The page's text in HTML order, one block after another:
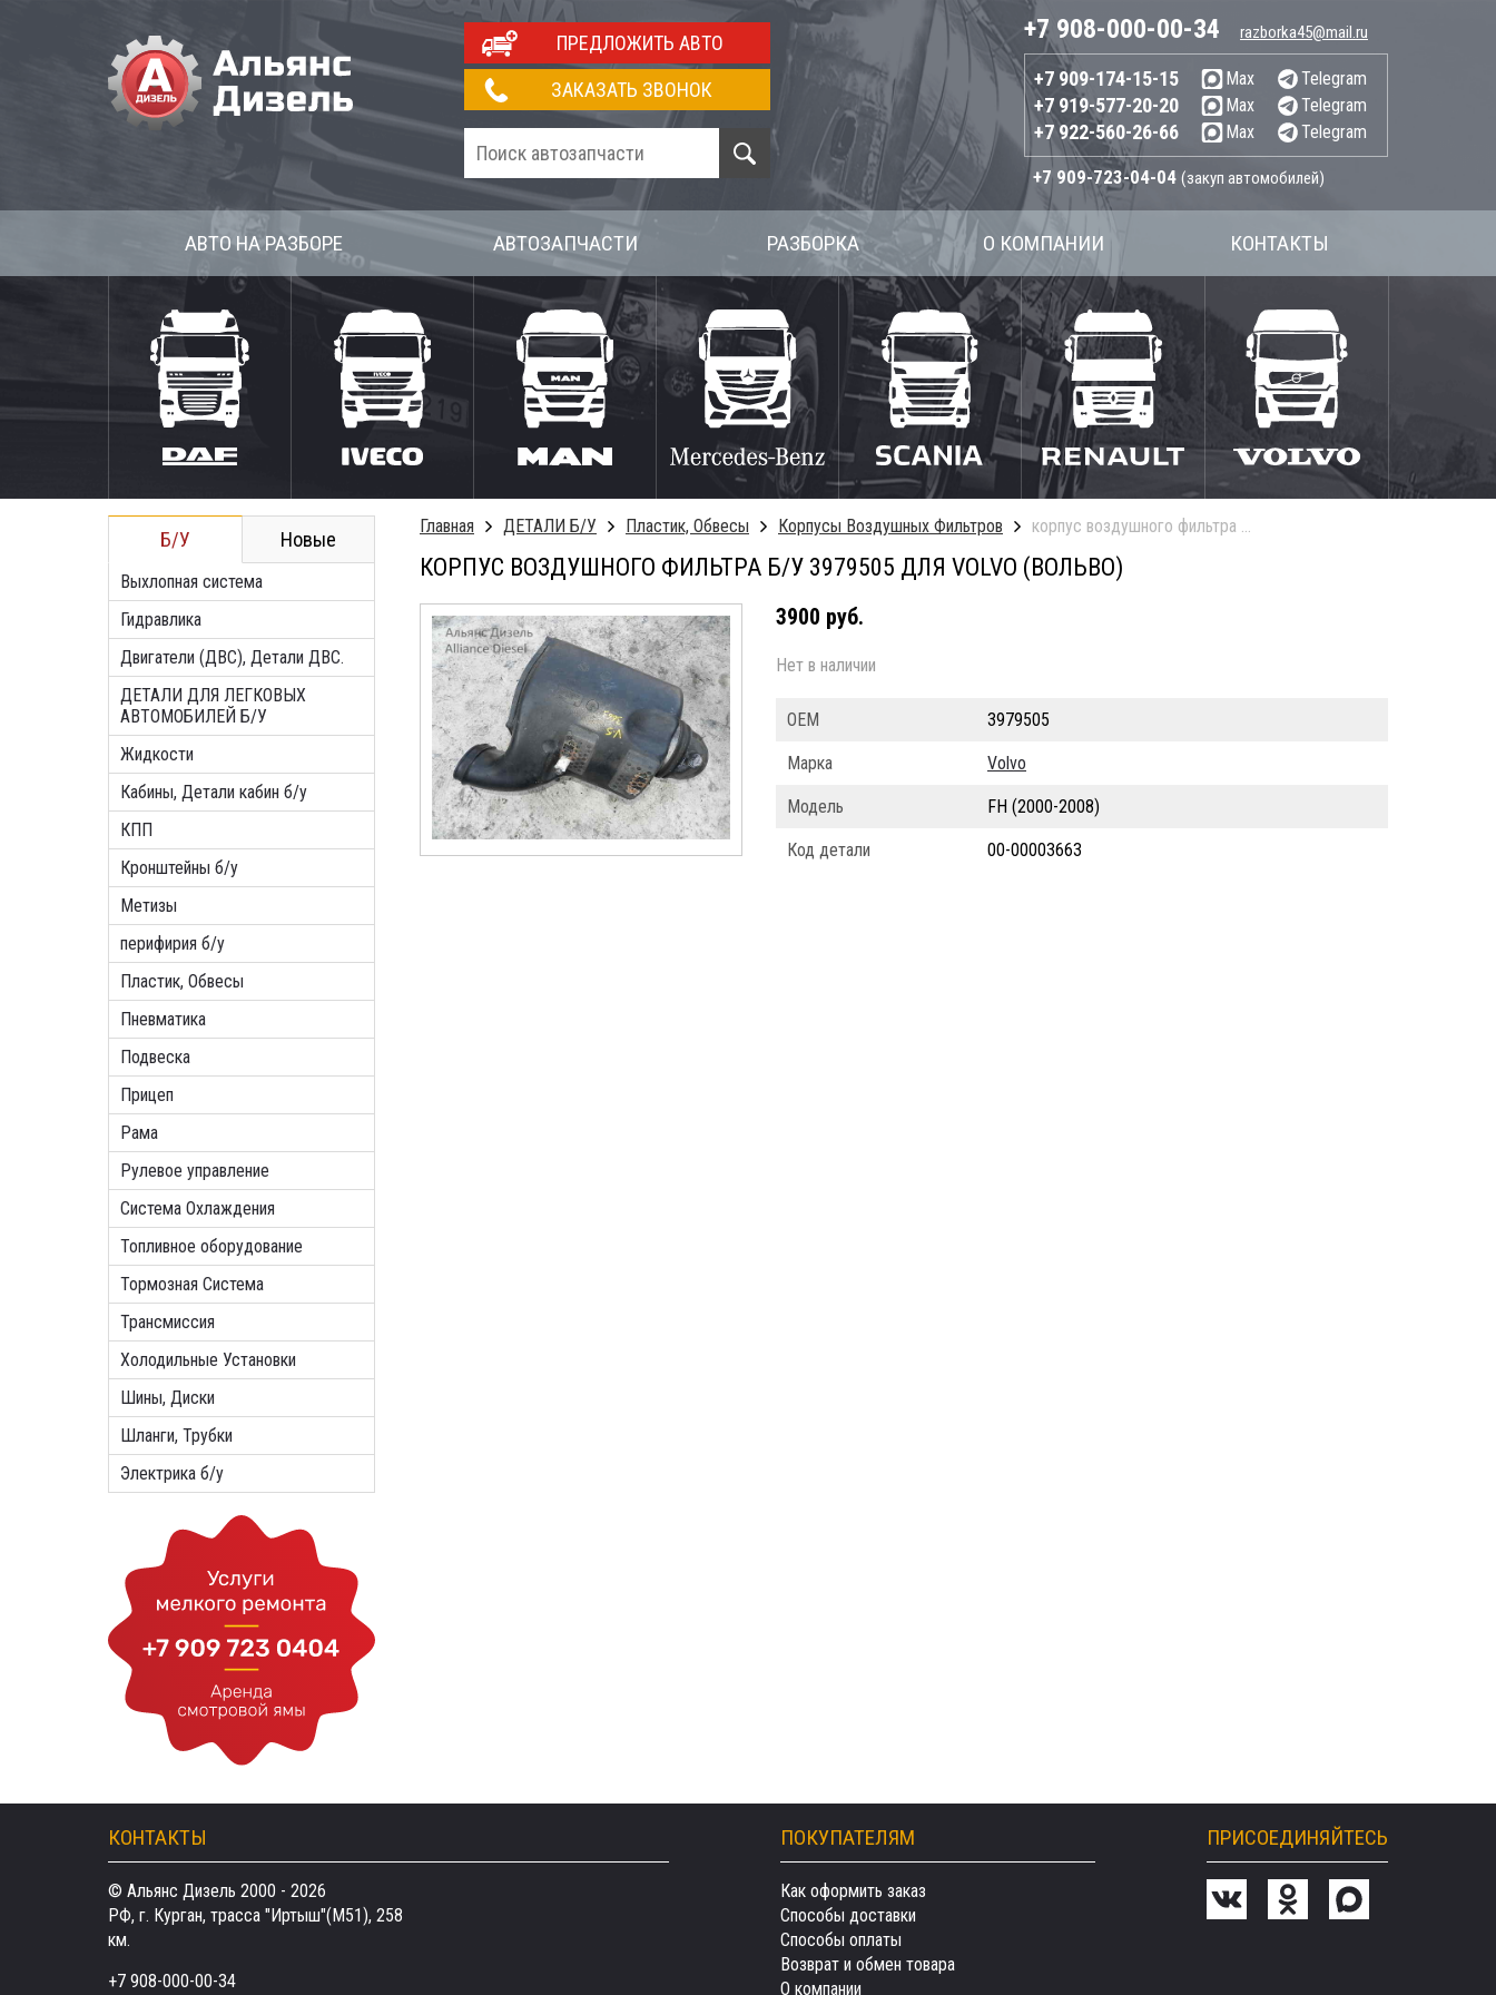
ПРЕДЛОЖИТЬ АВТО
ЗАКАЗАТЬ ЗВОНОК
+7 908-000-00-34 razborka45@mail.ru
+7 909-174-15-15 Max Telegram
+7 919-577-20-20 Max Telegram
+7 922-560-26-66 Max Telegram
+7 909-723-04-04 (закуп автомобилей)
АВТО НА РАЗБОРЕ АВТОЗАПЧАСТИ РАЗБОРКА О КОМПАНИИ КОНТАКТЫ
Б/У Новые
Выхлопная система
Гидравлика
Двигатели (ДВС), Детали ДВС.
ДЕТАЛИ ДЛЯ ЛЕГКОВЫХ
АВТОМОБИЛЕЙ Б/У
Жидкости
Кабины, Детали кабин б/у
КПП
Кронштейны б/у
Метизы
перифирия б/у
Пластик, Обвесы
Пневматика
Подвеска
Прицеп
Рама
Рулевое управление
Система Охлаждения
Топливное оборудование
Тормозная Система
Трансмиссия
Холодильные Установки
Шины, Диски
Шланги, Трубки
Электрика б/у
Главная ДЕТАЛИ Б/У Пластик, Обвесы Корпусы Воздушных Фильтров корпус воздушного фильтра б/у
КОРПУС ВОЗДУШНОГО ФИЛЬТРА Б/У 3979505 ДЛЯ VOLVO (ВОЛЬВО)
3900 руб.
Нет в наличии
ОЕМ 3979505
Марка Volvo
Модель FH (2000-2008)
Код детали 00-00003663
КОНТАКТЫ
© Альянс Дизель 2000 - 2026
РФ, г. Курган, трасса "Иртыш"(М51), 258
км.
+7 908-000-00-34
ПОКУПАТЕЛЯМ
Как оформить заказ
Способы доставки
Способы оплаты
Возврат и обмен товара
О компании
ПРИСОЕДИНЯЙТЕСЬ